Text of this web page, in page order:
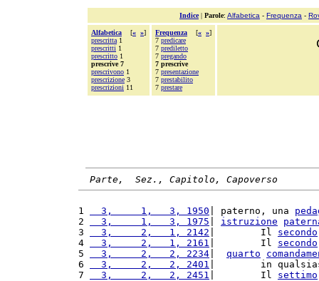
Indice| Parole: Alfabetica - Frequenza -
Alfabetica [« »]
prescritta 1
prescritti 1
prescritto 1
prescrive 7
prescrivono 1
prescrizione 3
prescrizioni 11
Frequenza [« »]
7 predicare
7 prediletto
7 pregando
7 prescrive
7 presentazione
7 prestabilito
7 prestare
Parte,  Sez., Capitolo, Capoverso
1
  3,     1,   3, 1950
| paterno, una
2
  3,     1,   3, 1975
istruzione
3
  3,     2,   1, 2142
|        Il secondo
4
  3,     2,   1, 2161
|        Il secondo
5
  3,     2,   2, 2234
quarto
6
  3,     2,   2, 2401
|        in
7
  3,     2,   2, 2451
|        Il settimo